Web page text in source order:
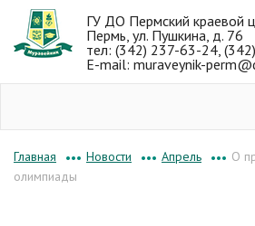
ГУ ДО Пермский краевой
Пермь, ул. Пушкина, д. 76
тел: (342) 237-63-24,
E-mail: muraveynik-
Главная ••• Новости ••• Апрель ••• О
олимпиады